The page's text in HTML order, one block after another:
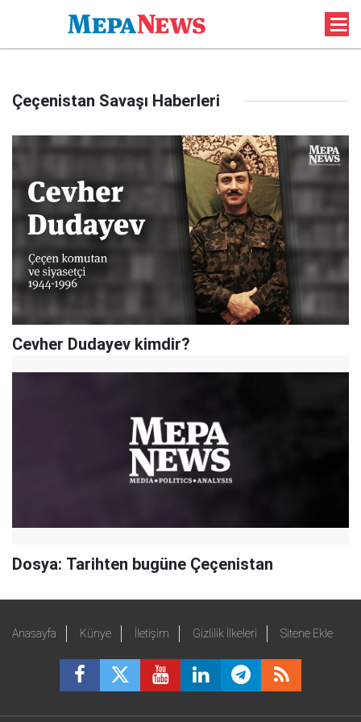
Çeçenistan Savaşı Haberleri
Cevher Dudayev kimdir?
Dosya: Tarihten bugüne Çeçenistan
Anasayfa Künye İletişim Gizlilik İlkeleri Sitene Ekle